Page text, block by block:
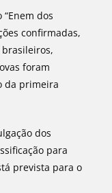
dos
confirmadas,
foram
da primeira
dos
para
prevista para o